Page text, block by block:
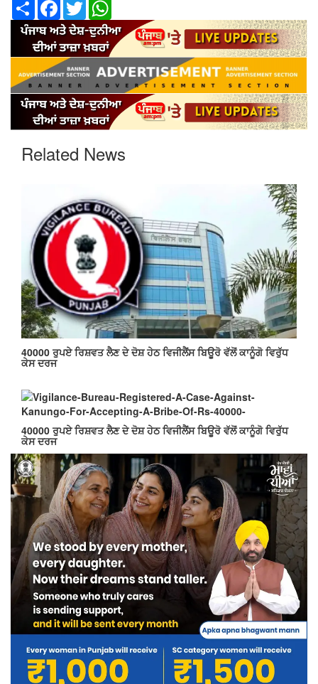
Share Facebook
Twitter
Related News
40000 ਰੁਪਏ ਰਿਸ਼ਵਤ ਲੈਣ ਦੇ ਦੋਸ਼ ਹੇਠ ਵਿਜੀਲੈਂਸ ਬਿਊਰੋ ਵੱਲੋਂ ਕਾਨੂੰਗੋ ਵਿਰੁੱਧ
ਕੇਸ ਦਰਜ
40000 ਰੁਪਏ ਰਿਸ਼ਵਤ ਲੈਣ ਦੇ ਦੋਸ਼ ਹੇਠ ਵਿਜੀਲੈਂਸ ਬਿਊਰੋ ਵੱਲੋਂ ਕਾਨੂੰਗੋ ਵਿਰੁੱਧ
ਕੇਸ ਦਰਜ